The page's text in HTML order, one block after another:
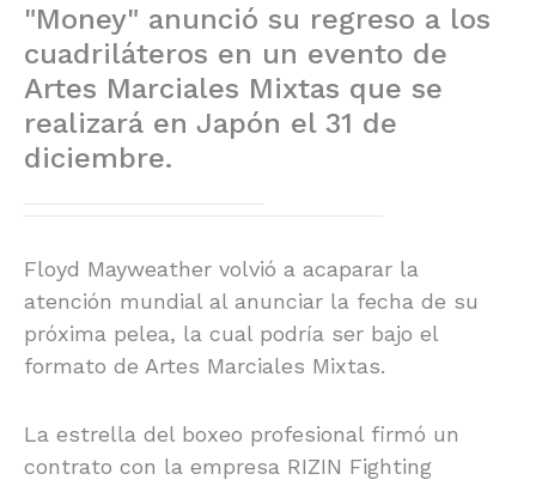
"Money" anunció su regreso a los
cuadriláteros en un evento de
Artes Marciales Mixtas que se
realizará en Japón el 31 de
diciembre.
Floyd Mayweather volvió a acaparar la
atención mundial al anunciar la fecha de su
próxima pelea, la cual podría ser bajo el
formato de Artes Marciales Mixtas.
La estrella del boxeo profesional firmó un
contrato con la empresa RIZIN Fighting